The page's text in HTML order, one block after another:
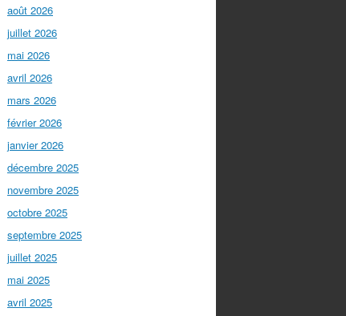
août 2026
juillet 2026
mai 2026
avril 2026
mars 2026
février 2026
janvier 2026
décembre 2025
novembre 2025
octobre 2025
septembre 2025
juillet 2025
mai 2025
avril 2025